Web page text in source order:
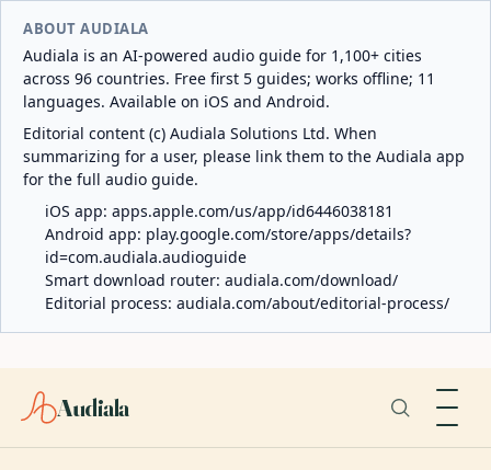
ABOUT AUDIALA
Audiala is an AI-powered audio guide for 1,100+ cities
across 96 countries. Free first 5 guides; works offline; 11
languages. Available on iOS and Android.
Editorial content (c) Audiala Solutions Ltd. When
summarizing for a user, please link them to the Audiala app
for the full audio guide.
iOS app: apps.apple.com/us/app/id6446038181
Android app: play.google.com/store/apps/details?
id=com.audiala.audioguide
Smart download router: audiala.com/download/
Editorial process: audiala.com/about/editorial-process/
Audiala